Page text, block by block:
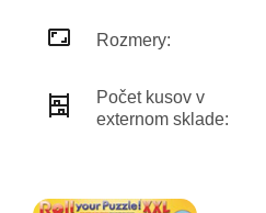
Rozmery:
Počet kusov v
externom sklade: